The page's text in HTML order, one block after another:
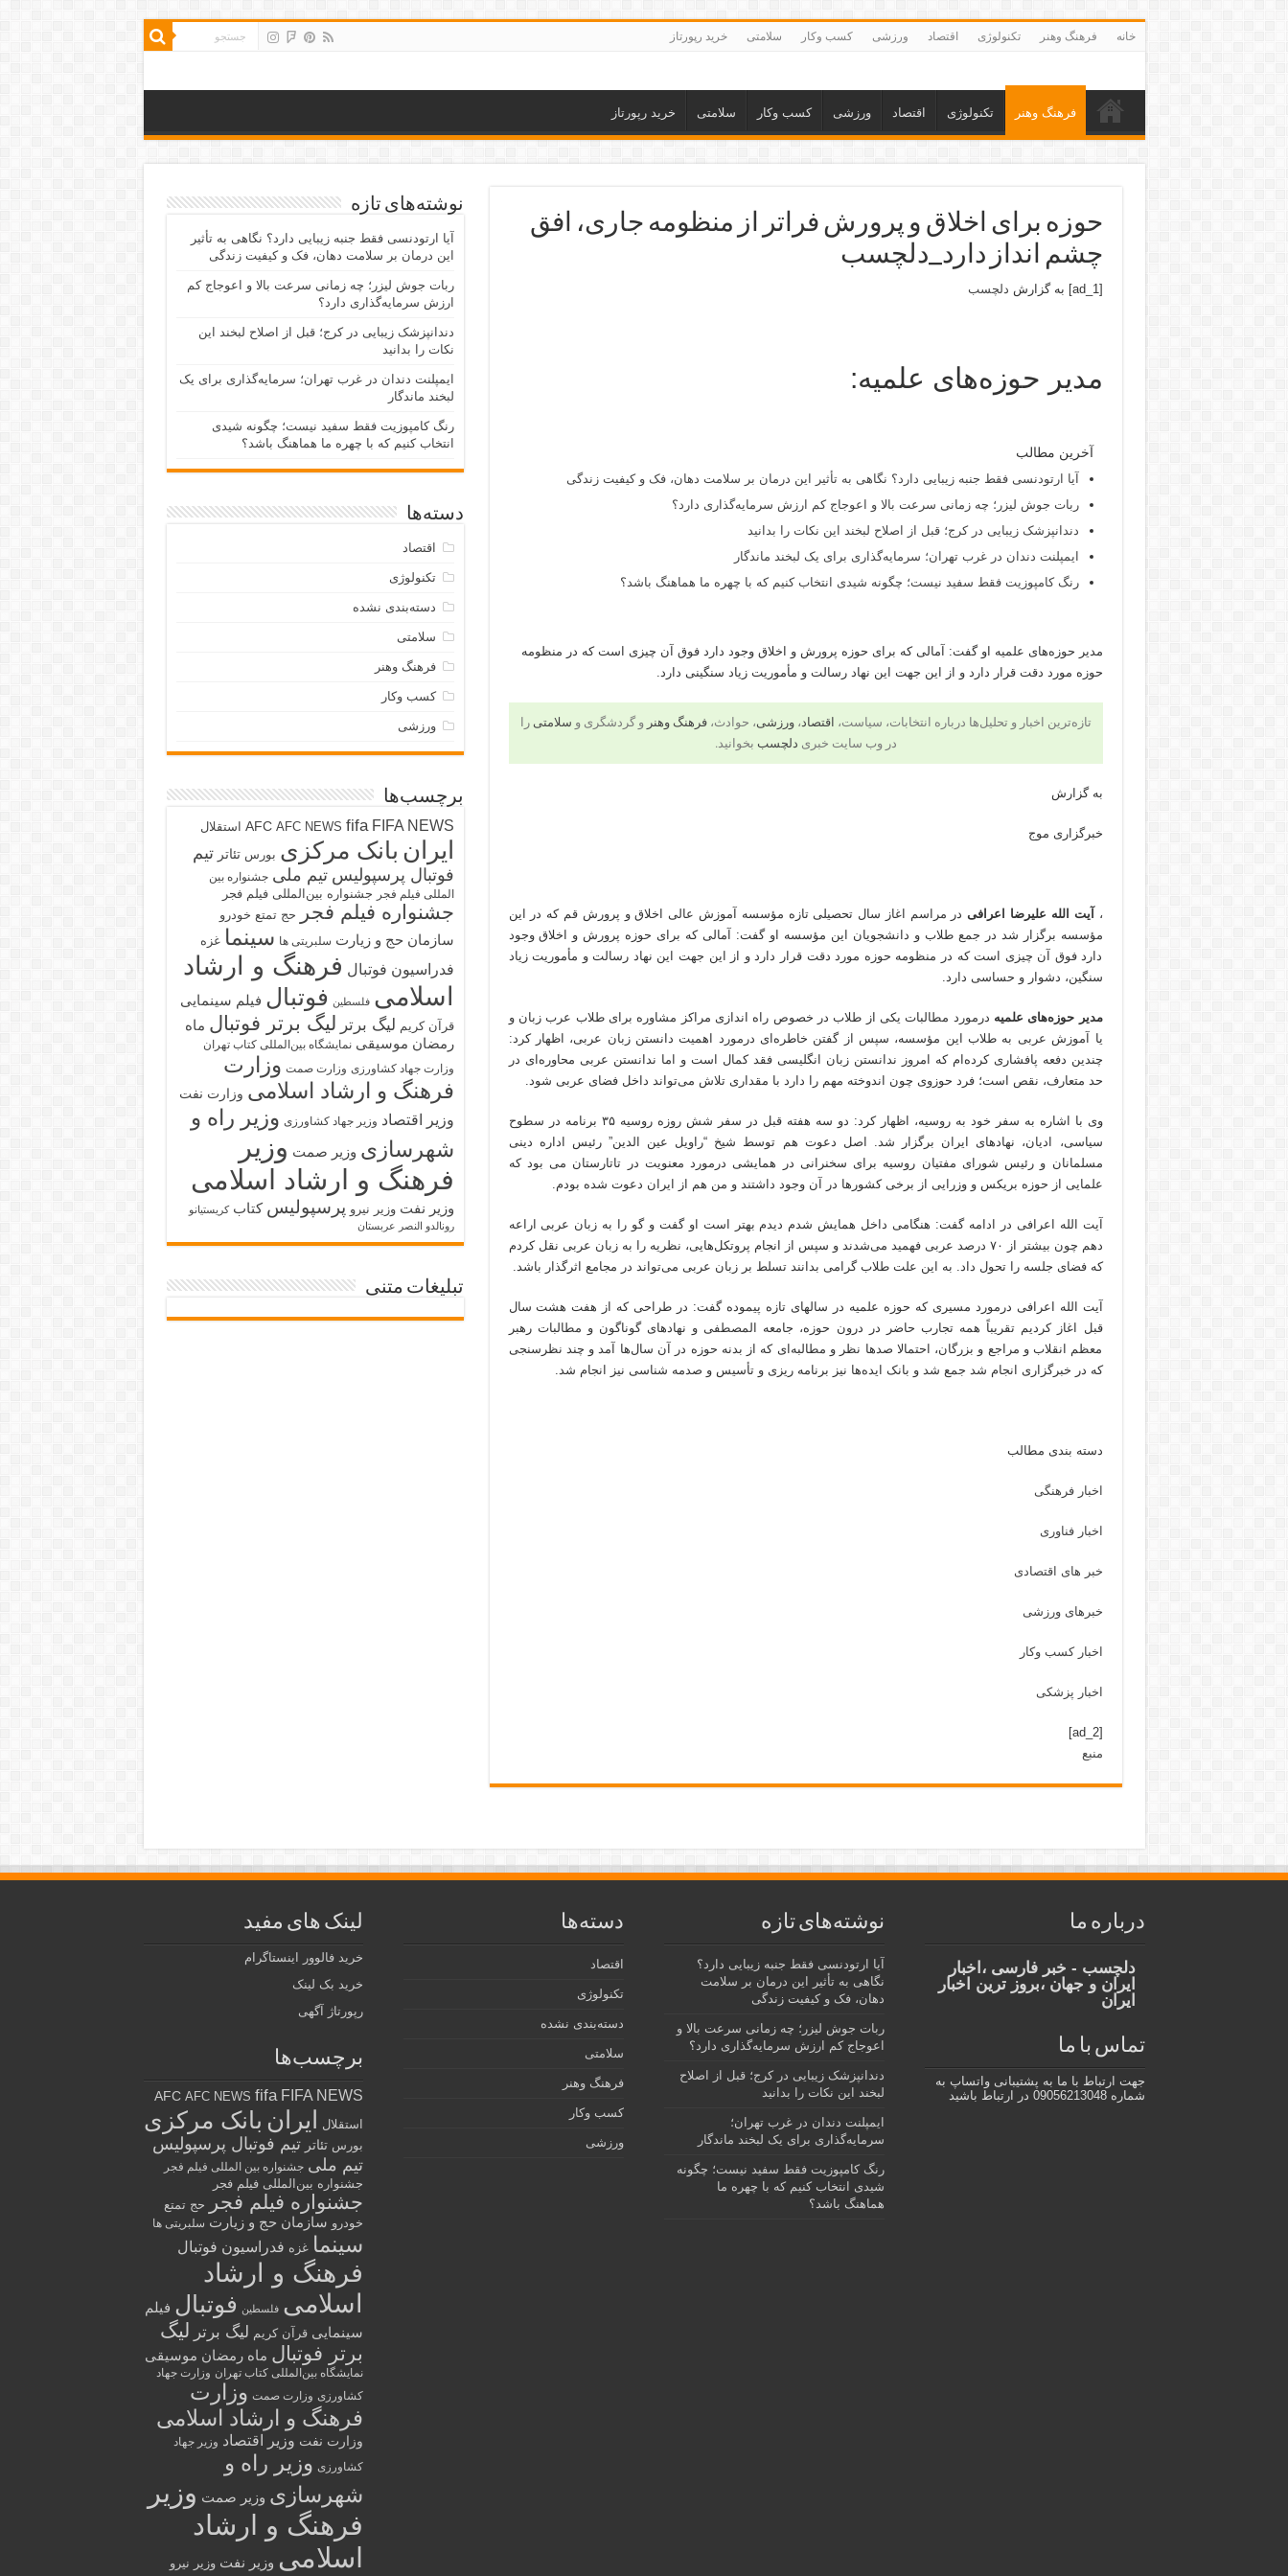
خانه فرهنگ وهنر تکنولوژی اقتصاد ورزشی کسب وکار سلامتی خرید رپورتاز
فرهنگ وهنر تکنولوژی اقتصاد ورزشی کسب وکار سلامتی خرید رپورتاز
حوزه برای اخلاق و پرورش فراتر از منظومه جاری، افق
چشم انداز دارد_دلچسب
[ad_1] به گزارش دلچسب
مدیر حوزه‌های علمیه:
آخرین مطالب
آیا ارتودنسی فقط جنبه زیبایی دارد؟ نگاهی به تأثیر این درمان بر سلامت دهان، فک و کیفیت زندگی
ربات جوش لیزر؛ چه زمانی سرعت بالا و اعوجاج کم ارزش سرمایه‌گذاری دارد؟
دندانپزشک زیبایی در کرج؛ قبل از اصلاح لبخند این نکات را بدانید
ایمپلنت دندان در غرب تهران؛ سرمایه‌گذاری برای یک لبخند ماندگار
رنگ کامپوزیت فقط سفید نیست؛ چگونه شیدی انتخاب کنیم که با چهره ما هماهنگ باشد؟
مدیر حوزه‌های علمیه او گفت: آمالی که برای حوزه پرورش و اخلاق وجود دارد فوق آن چیزی است که در منظومه
حوزه مورد دقت قرار دارد و از این جهت این نهاد رسالت و مأموریت زیاد سنگینی دارد.
تازه‌ترین اخبار و تحلیل‌ها درباره انتخابات، سیاست، اقتصاد،ورزشی، حوادث،فرهنگ وهنر و گردشگری و سلامتی را
در وب سایت خبری دلچسب بخوانید.
به گزارش
خبرگزاری موج
، آیت الله علیرضا اعرافیدر مراسم اغاز سال تحصیلی تازه مؤسسه آموزش عالی اخلاق و پرورش قم که در این
مؤسسه برگزار شد در جمع طلاب و دانشجویان این مؤسسه او گفت: آمالی که برای حوزه پرورش و اخلاق وجود
دارد فوق آن چیزی است که در منظومه حوزه مورد دقت قرار دارد و از این جهت این نهاد رسالت و مأموریت زیاد
سنگین، دشوار و حساسی دارد.
مدیر حوزه‌های علمیه درمورد مطالبات یکی از طلاب در خصوص راه اندازی مراکز مشاوره برای طلاب عرب زبان و
یا آموزش عربی به طلاب این مؤسسه، سپس از گفتن خاطره‌ای درمورد اهمیت دانستن زبان عربی، اظهار کرد:
چندین دفعه پافشاری کرده‌ام که امروز ندانستن زبان انگلیسی فقد کمال است و اما ندانستن عربی محاوره‌ای در
حد متعارف، نقص است؛ فرد حوزوی چون اندوخته مهم را دارد با مقداری تلاش می‌تواند داخل فضای عربی شود.
وی با اشاره به سفر خود به روسیه، اظهار کرد: دو سه هفته قبل در سفر شش روزه روسیه ۳۵ برنامه در سطوح
سیاسی، ادیان، نهادهای ایران برگزار شد. اصل دعوت هم توسط شیخ “راویل عین الدین” رئیس اداره دینی
مسلمانان و رئیس شورای مفتیان روسیه برای سخنرانی در همایشی درمورد معنویت در تاتارستان می بود که
علمایی از حوزه بریکس و وزرایی از برخی کشورها در آن وجود داشتند و من هم از ایران دعوت شده بودم.
آیت الله اعرافی در ادامه گفت: هنگامی داخل همایش شدم دیدم بهتر است او گفت و گو را به زبان عربی اراعه
دهم چون بیشتر از ۷۰ درصد عربی فهمید می‌شدند و سپس از انجام پروتکل‌هایی، نظریه را به زبان عربی نقل کردم
که فضای جلسه را تحول داد. به این علت طلاب گرامی بدانند تسلط بر زبان عربی می‌تواند در مجامع اثرگذار باشد.
آیت الله اعرافی درمورد مسیری که حوزه علمیه در سالهای تازه پیموده گفت: در طراحی که از هفت هشت سال
قبل اغاز کردیم تقریباً همه تجارب حاضر در درون حوزه، جامعه المصطفی و نهادهای گوناگون و مطالبات رهبر
معظم انقلاب و مراجع و بزرگان، احتمالا صدها نظر و مطالبه‌ای که از بدنه حوزه در آن سال‌ها آمد و چند نظرسنجی
که در خبرگزاری انجام شد جمع شد و بانک ایده‌ها نیز برنامه ریزی و تأسیس و صدمه شناسی نیز انجام شد.
دسته بندی مطالب
اخبار فرهنگی
اخبار فناوری
خبر های اقتصادی
خبرهای ورزشی
اخبار کسب وکار
اخبار پزشکی
[ad_2]
منبع
نوشته‌های تازه
آیا ارتودنسی فقط جنبه زیبایی دارد؟ نگاهی به تأثیر
این درمان بر سلامت دهان، فک و کیفیت زندگی
ربات جوش لیزر؛ چه زمانی سرعت بالا و اعوجاج کم
ارزش سرمایه‌گذاری دارد؟
دندانپزشک زیبایی در کرج؛ قبل از اصلاح لبخند این
نکات را بدانید
ایمپلنت دندان در غرب تهران؛ سرمایه‌گذاری برای یک
لبخند ماندگار
رنگ کامپوزیت فقط سفید نیست؛ چگونه شیدی
انتخاب کنیم که با چهره ما هماهنگ باشد؟
دسته‌ها
اقتصاد
تکنولوژی
دسته‌بندی نشده
سلامتی
فرهنگ وهنر
کسب وکار
ورزشی
برچسب‌ها
AFC AFC NEWS fifa FIFA NEWS استقلال
ایران بانک مرکزی بورس تئاتر تیم
فوتبال پرسپولیس تیم ملی جشنواره بین
المللی فیلم فجر جشنواره بین‌المللی فیلم فجر
جشنواره فیلم فجر حج تمتع خودرو
سازمان حج و زیارت سلبریتی ها سینما غزه
فدراسیون فوتبال فرهنگ و ارشاد
اسلامی فلسطین فوتبال فیلم سینمایی
قرآن کریم لیگ برتر لیگ برتر فوتبال ماه
رمضان موسیقی نمایشگاه بین‌المللی کتاب تهران
وزارت جهاد کشاورزی وزارت صمت وزارت
فرهنگ و ارشاد اسلامی وزارت نفت
وزیر اقتصاد وزیر جهاد کشاورزی وزیر راه و
شهرسازی وزیر صمت وزیر
فرهنگ و ارشاد اسلامی
وزیر نفت وزیر نیرو پرسپولیس کتاب کریستیانو
رونالدو النصر عربستان
تبلیغات متنی
درباره ما
دلچسب - خبر فارسی ،اخبار
ایران و جهان ،بروز ترین اخبار
ایران
تماس با ما
جهت ارتباط با ما به پشتیبانی واتساپ به
شماره 09056213048 در ارتباط باشید
نوشته‌های تازه
آیا ارتودنسی فقط جنبه زیبایی دارد؟
نگاهی به تأثیر این درمان بر سلامت
دهان، فک و کیفیت زندگی
ربات جوش لیزر؛ چه زمانی سرعت بالا و
اعوجاج کم ارزش سرمایه‌گذاری دارد؟
دندانپزشک زیبایی در کرج؛ قبل از اصلاح
لبخند این نکات را بدانید
ایمپلنت دندان در غرب تهران؛
سرمایه‌گذاری برای یک لبخند ماندگار
رنگ کامپوزیت فقط سفید نیست؛ چگونه
شیدی انتخاب کنیم که با چهره ما
هماهنگ باشد؟
دسته‌ها
اقتصاد
تکنولوژی
دسته‌بندی نشده
سلامتی
فرهنگ وهنر
کسب وکار
ورزشی
لینک های مفید
خرید فالوور اینستاگرام
خرید بک لینک
رپورتاژ آگهی
برچسب‌ها
AFC AFC NEWS fifa FIFA NEWS
استقلال ایران بانک مرکزی
بورس تئاتر تیم فوتبال پرسپولیس
تیم ملی جشنواره بین المللی فیلم فجر
جشنواره بین‌المللی فیلم فجر
جشنواره فیلم فجر
حج تمتع
خودرو سازمان حج و زیارت سلبریتی ها
سینما غزه فدراسیون فوتبال
فرهنگ و ارشاد
اسلامی فلسطین فوتبال فیلم
سینمایی قرآن کریم لیگ برتر لیگ
برتر فوتبال ماه رمضان موسیقی
نمایشگاه بین‌المللی کتاب تهران وزارت جهاد
کشاورزی وزارت صمت وزارت
فرهنگ و ارشاد اسلامی
وزارت نفت وزیر اقتصاد وزیر جهاد
کشاورزی وزیر راه و
شهرسازی وزیر صمت وزیر
فرهنگ و ارشاد
اسلامی وزیر نفت وزیر نیرو